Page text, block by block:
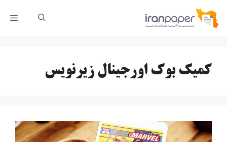
پرش
کمیک بوک اورجینال زیرنویس